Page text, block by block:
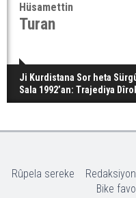
Hüsamettin
Turan
Ji Kurdistana Sor heta
Sala 1992’an: Trajediya
Rûpela sereke Redaksiyon
Bike